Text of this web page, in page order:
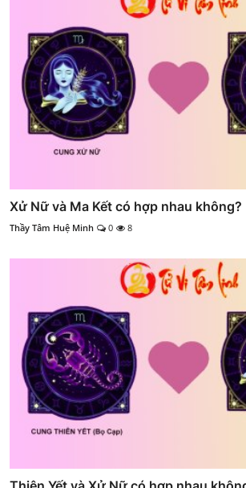
Xử Nữ và Ma Kết có hợp nhau không?
Thầy Tâm Huệ Minh 0 8